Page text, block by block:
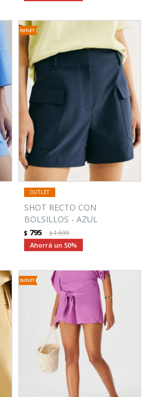
SHOT RECTO CON
BOLSILLOS - AZUL
$ 795 $1.599
50